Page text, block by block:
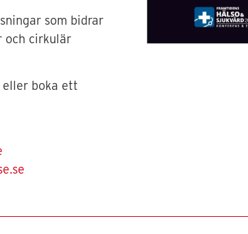
som bidrar
och cirkulär
boka ett